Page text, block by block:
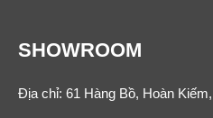
SHOWROOM
Địa chỉ: 61 Hàng Bồ, Hoàn